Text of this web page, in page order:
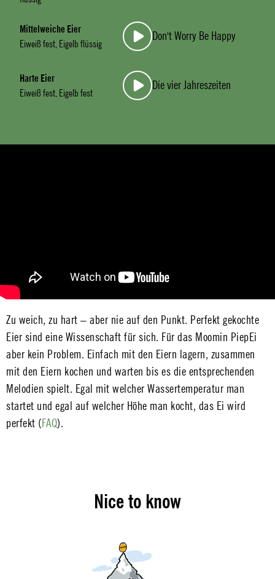
Mittelweiche Eier
Eiweiß fest, Eigelb flüssig
Don't Worry Be Happy
Harte Eier
Eiweiß fest, Eigelb fest
Die vier Jahreszeiten
Zu weich, zu hart – aber nie auf den Punkt. Perfekt gekochte
Eier sind eine Wissenschaft für sich. Für das Moomin PiepEi
aber kein Problem. Einfach mit den Eiern lagern, zusammen
mit den Eiern kochen und warten bis es die entsprechenden
Melodien spielt. Egal mit welcher Wassertemperatur man
startet und egal auf welcher Höhe man kocht, das Ei wird
perfekt (FAQ).
Nice to know